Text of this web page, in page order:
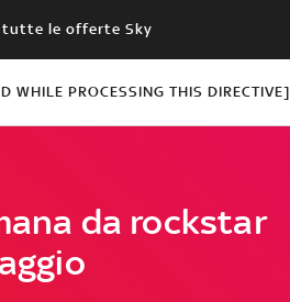
tutte le offerte Sky
WHILE PROCESSING THIS DIRECTIVE]
da rockstar